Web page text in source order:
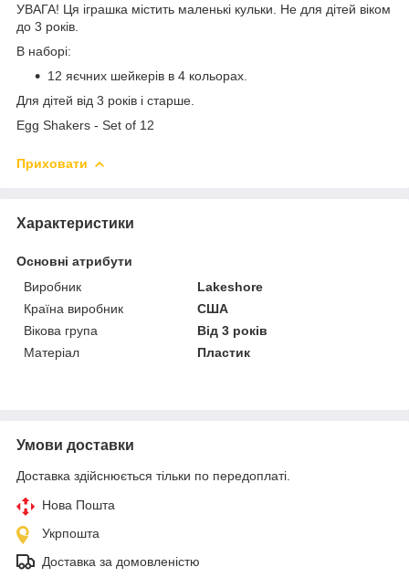
УВАГА! Ця іграшка містить маленькі кульки. Не для дітей віком
до 3 років.
В наборі:
12 яєчних шейкерів в 4 кольорах.
Для дітей від 3 років і старше.
Egg Shakers - Set of 12
Приховати
Характеристики
Основні атрибути
Виробник
Lakeshore
Країна виробник
США
Вікова група
Від 3 років
Матеріал
Пластик
Умови доставки
Доставка здійснюється тільки по передоплаті.
Нова Пошта
Укрпошта
Доставка за домовленістю